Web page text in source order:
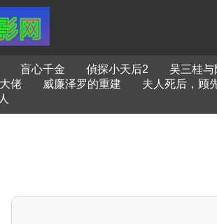
盲心千金 偵探小天后2 吴三桂与
佬 威廉泽罗的重建 夫人死后，顾